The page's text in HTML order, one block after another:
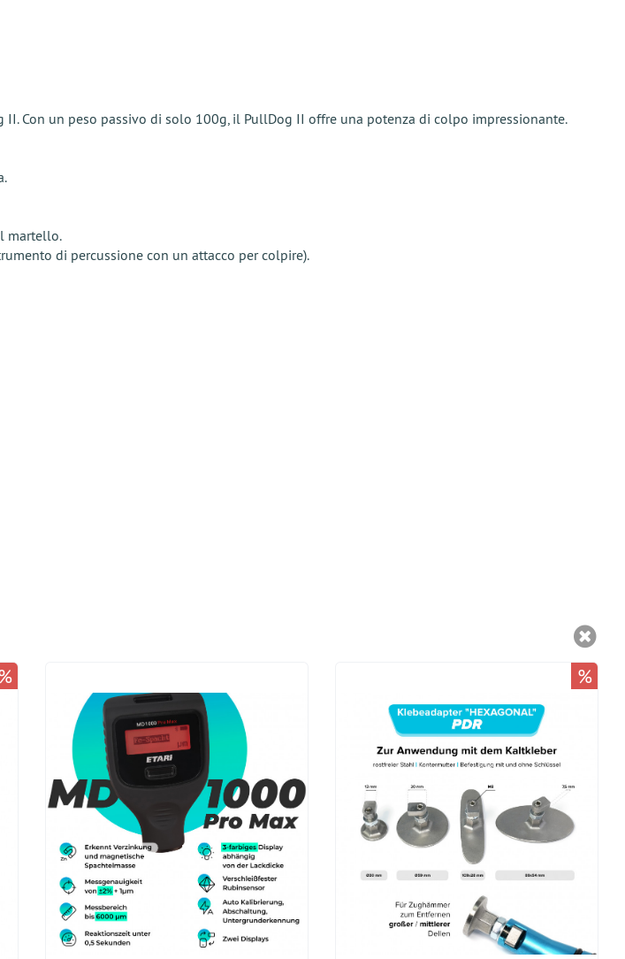
Con un peso passivo di solo 100g, il PullDog II offre una potenza di colpo impressionante.
martello.
di percussione con un attacco per colpire).
%